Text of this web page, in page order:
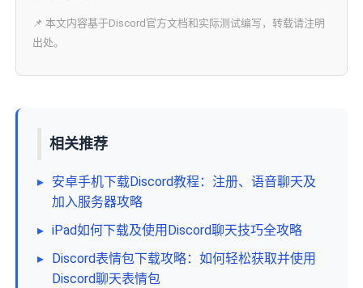
📌 本文内容基于Discord官方文档和实际测试编写，转载请注明
出处。
相关推荐
▸ 安卓手机下载Discord教程：注册、语音聊天及
加入服务器攻略
▸ iPad如何下载及使用Discord聊天技巧全攻略
▸ Discord表情包下载攻略：如何轻松获取并使用
Discord聊天表情包